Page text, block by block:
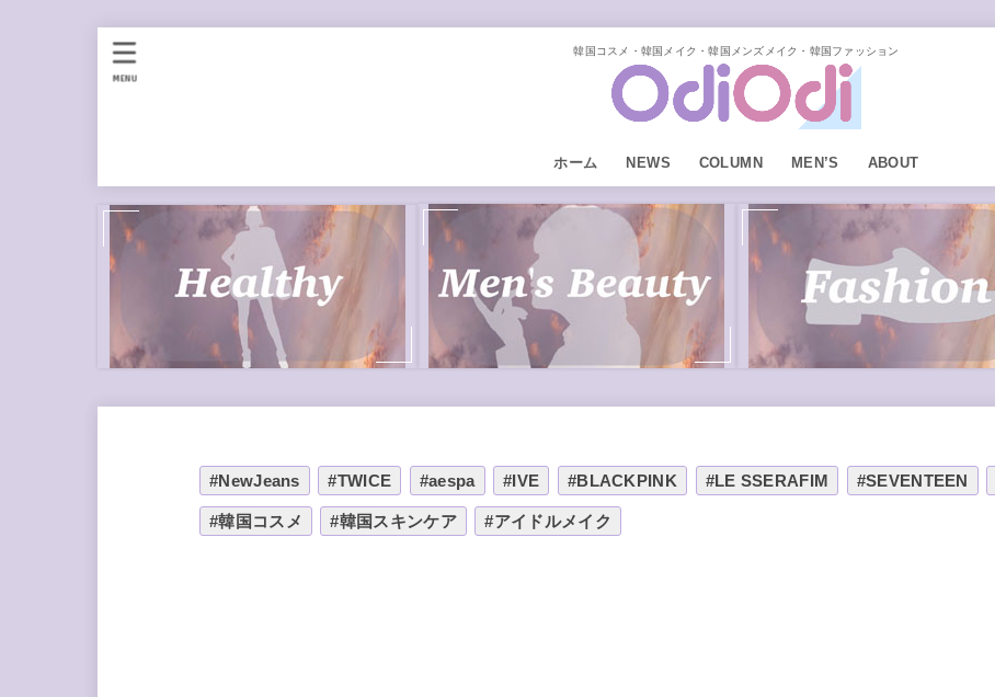
韓国コスメ・韓国メイク・韓国メンズメイク・韓国ファッション
ホーム NEWS COLUMN MEN’S ABOUT
MENU
#NewJeans #TWICE #aespa #IVE #BLACKPINK #LE SSERAFIM #SEVENTEEN
#韓国コスメ #韓国スキンケア #アイドルメイク